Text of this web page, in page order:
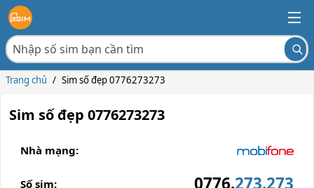
Trang chủ / Sim số đẹp 0776273273
Sim số đẹp 0776273273
Nhà mạng:
Số sim: